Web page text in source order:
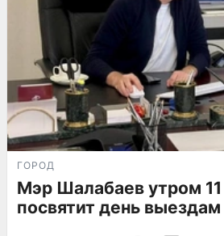
ГОРОД
Мэр Шалабаев утром
посвятит день выездам